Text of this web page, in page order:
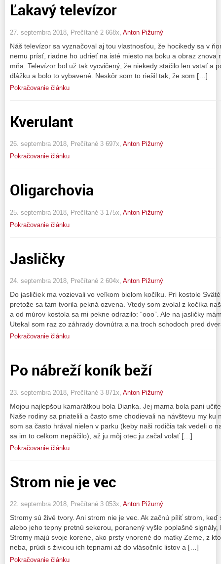
Ľakavý televízor
27. septembra 2018, Prečítané 2 668x, Anton Pižurný
Náš televízor sa vyznačoval aj tou vlastnosťou, že hocikedy sa v
nemu prísť, riadne ho udrieť na isté miesto na boku a obraz znova
mňa. Televízor bol už tak vycvičený, že niekedy stačilo len vstať a
dlážku a bolo to vybavené. Neskôr som to riešil tak, že som […]
Pokračovanie článku
Kverulant
26. septembra 2018, Prečítané 3 697x, Anton Pižurný
Pokračovanie článku
Oligarchovia
25. septembra 2018, Prečítané 3 175x, Anton Pižurný
Pokračovanie článku
Jasličky
24. septembra 2018, Prečítané 2 604x, Anton Pižurný
Do jasličiek ma vozievali vo veľkom bielom kočíku. Pri kostole
pretože sa tam tvorila pekná ozvena. Vtedy som zvolal z kočíka
a od múrov kostola sa mi pekne odrazilo: “ooo”. Ale na jasličky
Utekal som raz zo záhrady dovnútra a na troch schodoch pred
Pokračovanie článku
Po nábreží koník beží
23. septembra 2018, Prečítané 3 871x, Anton Pižurný
Mojou najlepšou kamarátkou bola Dianka. Jej mama bola pani
Naše rodiny sa priatelili a často sme chodievali na návštevu my ku
som sa často hrával nielen v parku (keby naši rodičia tak vedeli o
sa im to celkom nepáčilo), až ju môj otec ju začal volať […]
Pokračovanie článku
Strom nie je vec
22. septembra 2018, Prečítané 3 053x, Anton Pižurný
Stromy sú živé tvory. Ani strom nie je vec. Ak začnú píliť strom,
alebo jeho tepny pretnú sekerou, poranený vyšle poplašné
Stromy majú svoje korene, ako prsty vnorené do matky Zeme, z
neba, prúdi s živicou ich tepnami až do vlásočníc listov a […]
Pokračovanie článku